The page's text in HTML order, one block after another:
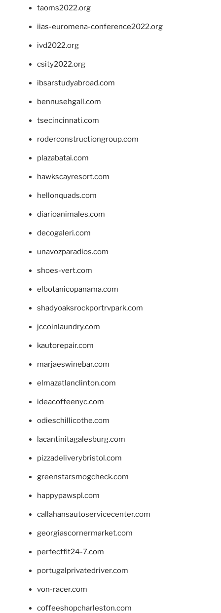
taoms2022.org
iias-euromena-conference2022.org
ivd2022.org
csity2022.org
ibsarstudyabroad.com
bennusehgall.com
tsecincinnati.com
roderconstructiongroup.com
plazabatai.com
hawkscayresort.com
hellonquads.com
diarioanimales.com
decogaleri.com
unavozparadios.com
shoes-vert.com
elbotanicopanama.com
shadyoaksrockportrvpark.com
jccoinlaundry.com
kautorepair.com
marjaeswinebar.com
elmazatlanclinton.com
ideacoffeenyc.com
odieschillicothe.com
lacantinitagalesburg.com
pizzadeliverybristol.com
greenstarsmogcheck.com
happypawspl.com
callahansautoservicecenter.com
georgiascornermarket.com
perfectfit24-7.com
portugalprivatedriver.com
von-racer.com
coffeeshopcharleston.com